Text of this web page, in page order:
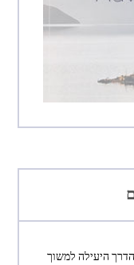
הדרך היעילה למשוך